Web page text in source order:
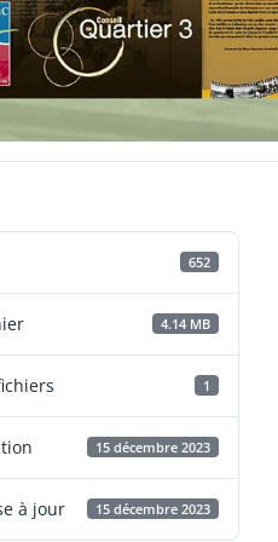
652
4.14 MB
1
15 décembre 2023
à jour 15 décembre 2023